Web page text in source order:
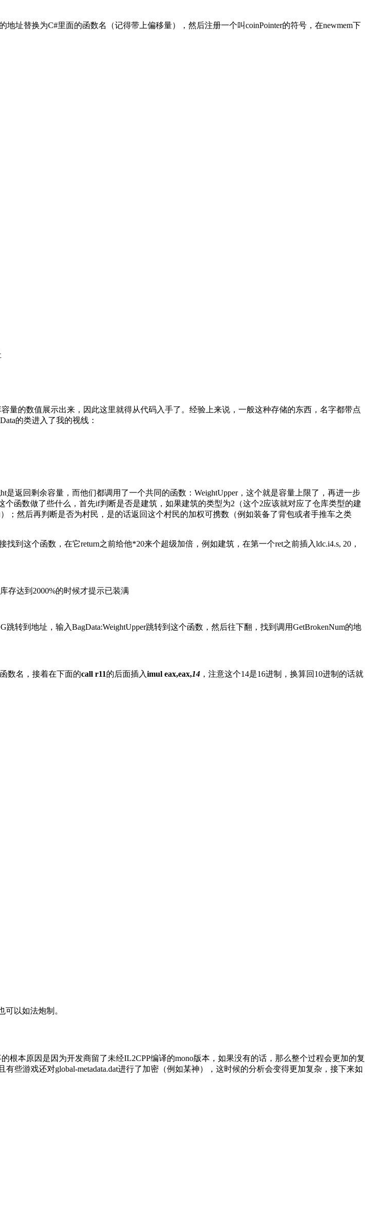
址替换为C#里面的函数名（记得带上偏移量），然后注册一个叫coinPointer的符号，在newmem下
的数值展示出来，因此这里就得从代码入手了。经验上来说，一般这种存储的东西，名字都带点
的类进入了我的视线：
返回剩余容量，而他们都调用了一个共同的函数：WeightUpper，这个就是容量上限了，再进一步
函数做了些什么，首先if判断是否是建筑，如果建筑的类型为2（这个2应该就对应了仓库类型的建
；然后再判断是否为村民，是的话返回这个村民的加权可携数（例如装备了背包或者手推车之类
到这个函数，在它return之前给他*20来个超级加倍，例如建筑，在第一个ret之前插入ldc.i4.s, 20，
存达到2000%的时候才提示已装满
转到地址，输入BagData:WeightUpper跳转到这个函数，然后往下翻，找到调用GetBrokenNum的地
数名，接着在下面的call r11的后面插入imul eax,eax,14 ，注意这个14是16进制，换算回10进制的话就
以如法炮制。
本原因是因为开发商留了未经IL2CPP编译的mono版本，如果没有的话，那么整个过程会更加的复
些游戏还对global-metadata.dat进行了加密（例如某神），这时候的分析会变得更加复杂，接下来如